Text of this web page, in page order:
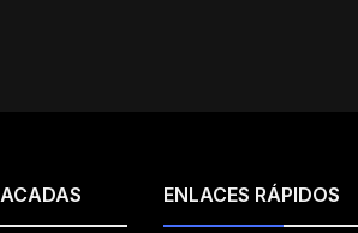
ENLACES RÁPIDOS